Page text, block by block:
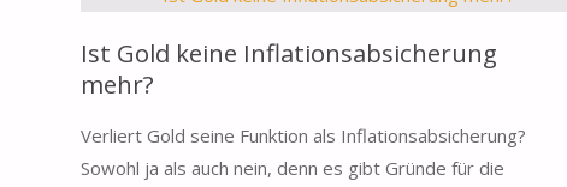
Ist Gold keine Inflationsabsicherung
mehr?
Verliert Gold seine Funktion als Inflationsabsicherung?
Sowohl ja als auch nein, denn es gibt Gründe für die